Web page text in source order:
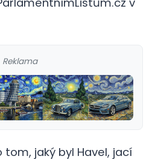
Reklama
jaký byl Havel, jací